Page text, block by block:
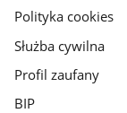
gov.pl
Polityka cookies
Służba cywilna
Profil zaufany
BIP